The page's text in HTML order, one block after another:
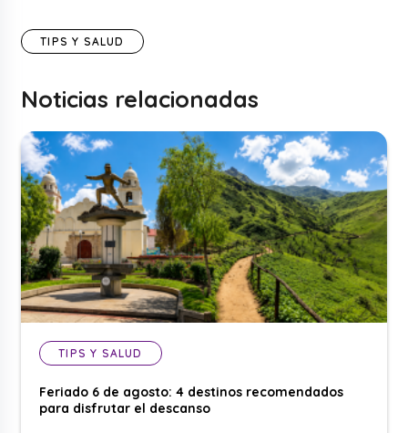
TIPS Y SALUD
Noticias relacionadas
TIPS Y SALUD
Feriado 6 de agosto: 4 destinos recomendados
para disfrutar el descanso